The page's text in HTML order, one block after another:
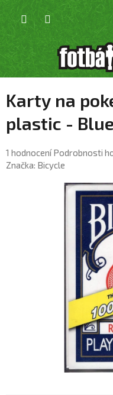
Přejít
obsah
Karty na
plastic -
Průměrné
hodnocení
1 hodnocení Podrobnosti
Značka: Bicycle